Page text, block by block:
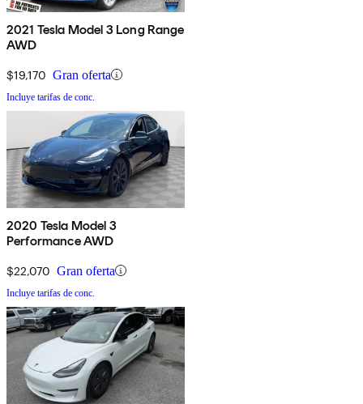
2021 Tesla Model 3 Long Range
AWD
$19,170 Gran oferta
Incluye tarifas de conc.
2020 Tesla Model 3
Performance AWD
$22,070 Gran oferta
Incluye tarifas de conc.